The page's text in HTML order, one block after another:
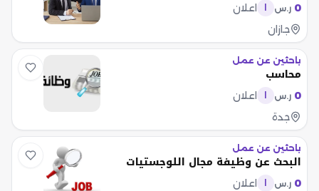
0 ر.س
اعلان
جازان
باحثين عن عمل
محاسب
0 ر.س
اعلان
جدة
باحثين عن عمل
البحث عن وظيفة مجال اللوجستيات
0 ر.س
اعلان